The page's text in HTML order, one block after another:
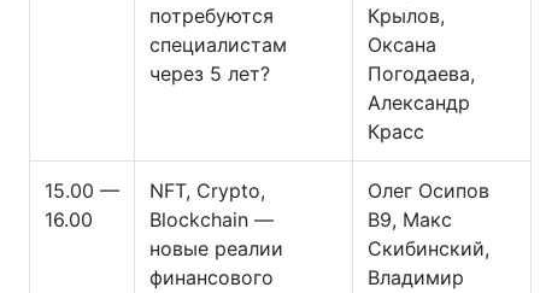
потребуются
специалистам
через 5 лет?
Крылов,
Оксана
Погодаева,
Александр
Красс
15.00 —
16.00
NFT, Crypto,
Blockchain —
новые реалии
финансового
Олег Осипов
B9, Макс
Скибинский,
Владимир